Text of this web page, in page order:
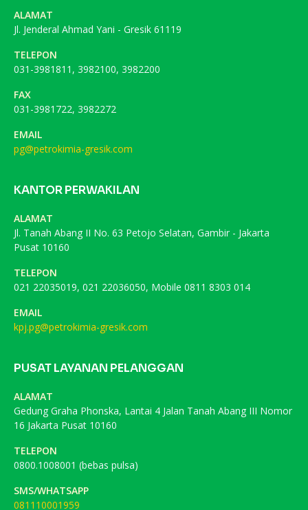
ALAMAT
Jl. Jenderal Ahmad Yani - Gresik 61119
TELEPON
031-3981811, 3982100, 3982200
FAX
031-3981722, 3982272
EMAIL
pg@petrokimia-gresik.com
KANTOR PERWAKILAN
ALAMAT
Jl. Tanah Abang II No. 63 Petojo Selatan, Gambir - Jakarta
Pusat 10160
TELEPON
021 22035019, 021 22036050, Mobile 0811 8303 014
EMAIL
kpj.pg@petrokimia-gresik.com
PUSAT LAYANAN PELANGGAN
ALAMAT
Gedung Graha Phonska, Lantai 4 Jalan Tanah Abang III Nomor
16 Jakarta Pusat 10160
TELEPON
0800.1008001 (bebas pulsa)
SMS/WHATSAPP
081110001959